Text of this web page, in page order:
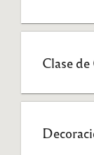
Clase de